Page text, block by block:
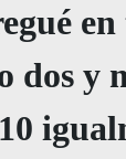
dos y